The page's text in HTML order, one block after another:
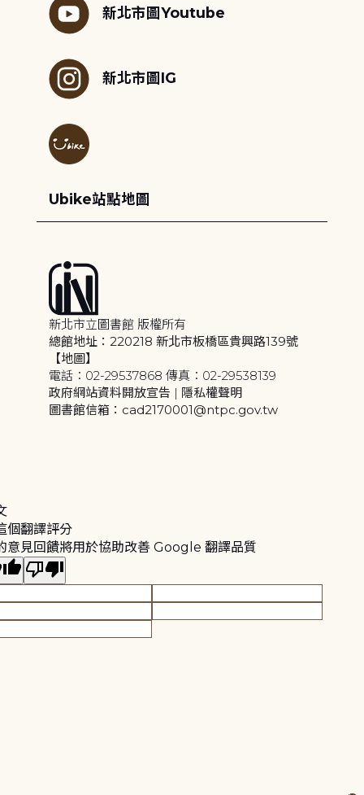
新北市圖Youtube
新北市圖IG
Ubike站點地圖
新北市立圖書館 版權所有
總館地址：220218 新北市板橋區貴興路139號
【地圖】
電話：02-29537868 傳真：02-29538139
政府網站資料開放宣告 | 隱私權聲明
圖書館信箱：cad2170001@ntpc.gov.tw
個翻譯評分
意見回饋將用於協助改善 Google 翻譯品質